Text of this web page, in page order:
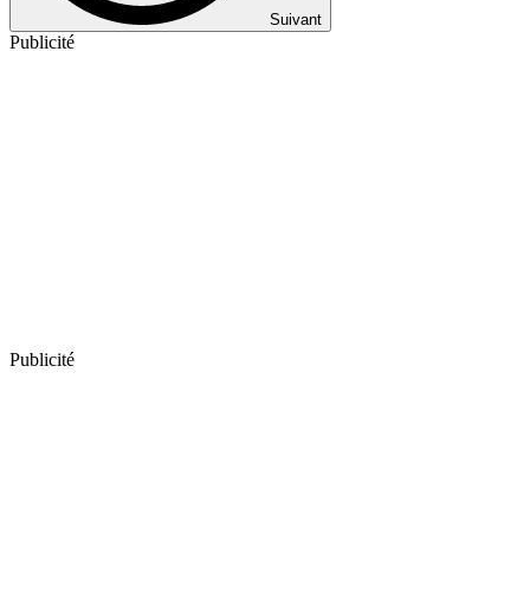
Suivant
Publicité
Publicité